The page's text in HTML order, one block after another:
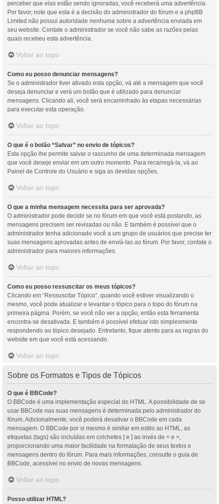
perceber que elas estão sendo ignoradas, você receberá uma advertência.
Por favor, note que esta é a decisão do administrador do fórum e a phpBB
Limited não possui autoridade nenhuma sobre a advertência enviada em
seu website. Contate o administrador se você não sabe as razões pelas
quais recebeu esta advertência.
Voltar ao topo
Como eu posso denunciar mensagens?
Se o administrador tiver ativado esta opção, vá até a mensagem que você
deseja denunciar e verá um botão que é utilizado para denunciar
mensagens. Clicando ali, você será encaminhado às etapas necessárias
para executar esta operação.
Voltar ao topo
O que é o botão “Salvar” no envio de tópicos?
Esta opção lhe permite salvar o rascunho de uma determinada mensagem
que você deseje enviar em um outro momento. Para recarregá-la, vá ao
Painel de Controle do Usuário e siga as devidas opções.
Voltar ao topo
O que a minha mensagem necessita para ser aprovada?
O administrador pode decidir se no fórum em que você está postando, as
mensagens precisem ser revisadas ou não. E também é possível que o
administrador tenha adicionado você a um grupo de usuários que precise ter
suas mensagens aprovadas antes de enviá-las ao fórum. Por favor, contate o
administrador para maiores informações.
Voltar ao topo
Como eu posso ressuscitar os meus tópicos?
Clicando em “Ressuscitar Tópico”, quando você estiver visualizando o
mesmo, você pode atualizar e levantar o tópico para o topo do fórum na
primeira página. Porém, se você não ver a opção, então esta ferramenta
encontra-se desativada. E também é possível efetuar isto simplesmente
respondendo ao tópico desejado. Entretanto, fique atento para as regras do
website em que você está acessando.
Voltar ao topo
Sobre os Formatos e Tipos de Tópicos
O que é BBCode?
O BBCode é uma implementação especial do HTML. A possibilidade de se
usar BBCode nas suas mensagens é determinada pelo administrador do
fórum. Adicionalmente, você poderá desativar o BBCode em cada
mensagem. O BBCode por si mesmo é similar em estilo ao HTML, as
etiquetas (tags) são incluídas em colchetes [ e ] ao invés de < e >,
proporcionando uma maior facilidade na formatação de seus textos e
mensagens dentro do fórum. Para mais informações, consulte o guia de
BBCode, acessível no envio de novas mensagens.
Voltar ao topo
Posso utilizar HTML?